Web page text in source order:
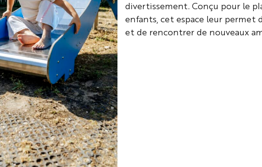
divertissement. Conçu pour le
enfants, cet espace leur permet
et de rencontrer de nouveaux